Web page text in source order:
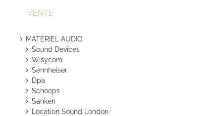
VENTE
MATERIEL AUDIO
Sound Devices
Wisycom
Sennheiser
Dpa
Schoeps
Sanken
Location Sound London